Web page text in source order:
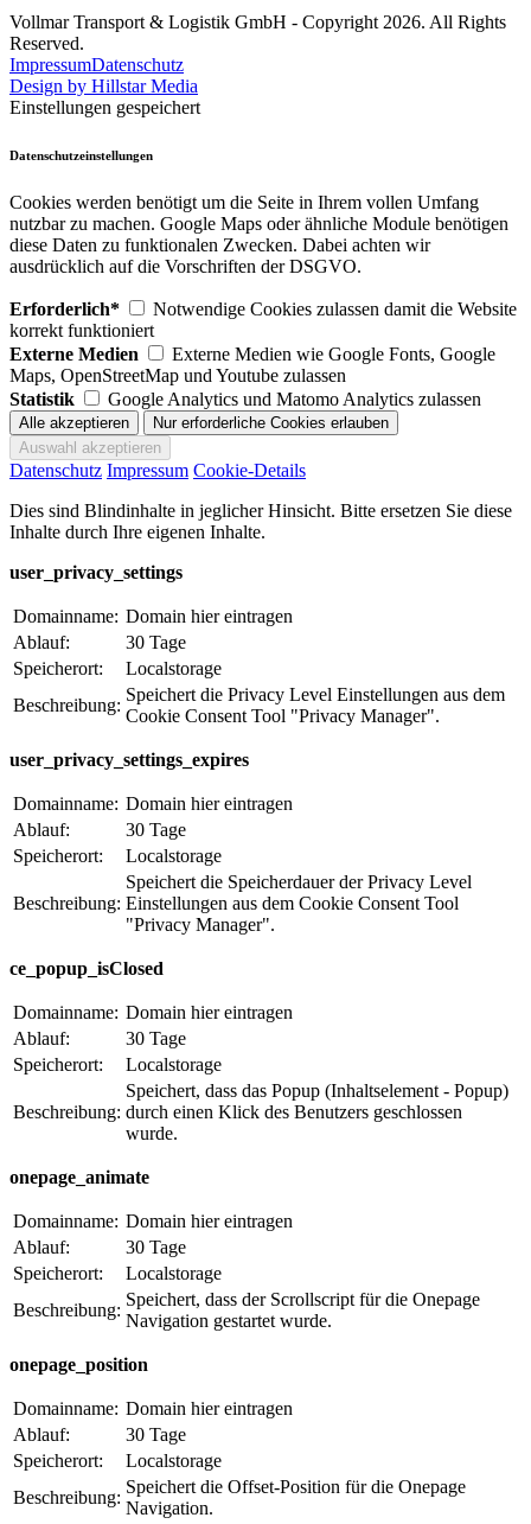
Vollmar Transport & Logistik GmbH - Copyright 2026. All Rights
Reserved.
ImpressumDatenschutz
Design by Hillstar Media
Einstellungen gespeichert
Datenschutzeinstellungen
Cookies werden benötigt um die Seite in Ihrem vollen Umfang
nutzbar zu machen. Google Maps oder ähnliche Module benötigen
diese Daten zu funktionalen Zwecken. Dabei achten wir
ausdrücklich auf die Vorschriften der DSGVO.
Erforderlich*
Notwendige Cookies zulassen damit die Website
korrekt funktioniert
Externe Medien
Externe Medien wie Google Fonts, Google
Maps, OpenStreetMap und Youtube zulassen
Statistik
Google Analytics und Matomo Analytics zulassen
Datenschutz Impressum Cookie-Details
Dies sind Blindinhalte in jeglicher Hinsicht. Bitte ersetzen Sie diese
Inhalte durch Ihre eigenen Inhalte.
user_privacy_settings
Domainname: Domain hier eintragen
Ablauf:
30 Tage
Speicherort:
Localstorage
Beschreibung:
Speichert die Privacy Level Einstellungen aus dem
Cookie Consent Tool "Privacy Manager".
user_privacy_settings_expires
Domainname: Domain hier eintragen
Ablauf:
30 Tage
Speicherort:
Localstorage
Beschreibung:
Speichert die Speicherdauer der Privacy Level
Einstellungen aus dem Cookie Consent Tool
"Privacy Manager".
ce_popup_isClosed
Domainname: Domain hier eintragen
Ablauf:
30 Tage
Speicherort:
Localstorage
Beschreibung:
Speichert, dass das Popup (Inhaltselement - Popup)
durch einen Klick des Benutzers geschlossen
wurde.
onepage_animate
Domainname: Domain hier eintragen
Ablauf:
30 Tage
Speicherort:
Localstorage
Beschreibung:
Speichert, dass der Scrollscript für die Onepage
Navigation gestartet wurde.
onepage_position
Domainname: Domain hier eintragen
Ablauf:
30 Tage
Speicherort:
Localstorage
Beschreibung:
Speichert die Offset-Position für die Onepage
Navigation.